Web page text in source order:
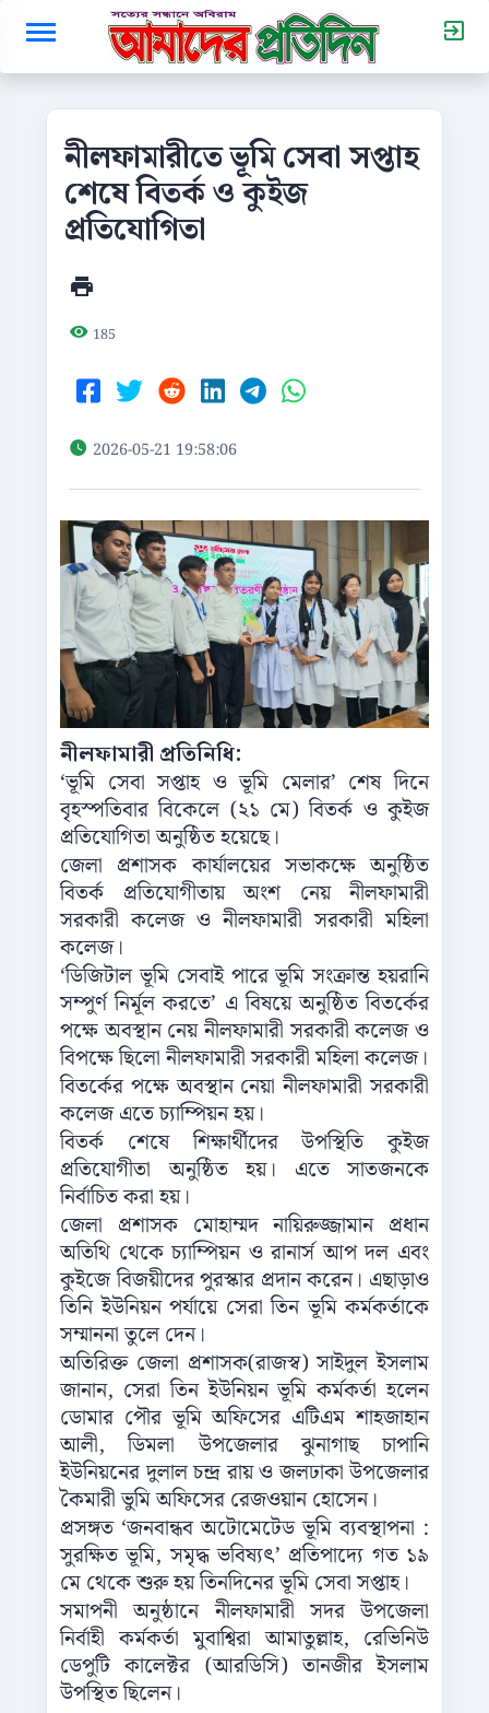
নীলফামারীতে ভূমি সেবা সপ্তাহ
শেষে বিতর্ক ও কুইজ
প্রতিযোগিতা
185
2026-05-21 19:58:06
নীলফামারী প্রতিনিধি:
‘ভূমি সেবা সপ্তাহ ও ভূমি মেলার’ শেষ দিনে
বৃহস্পতিবার বিকেলে (২১ মে) বিতর্ক ও কুইজ
প্রতিযোগিতা অনুষ্ঠিত হয়েছে।
জেলা প্রশাসক কার্যালয়ের সভাকক্ষে অনুষ্ঠিত
বিতর্ক প্রতিযোগীতায় অংশ নেয় নীলফামারী
সরকারী কলেজ ও নীলফামারী সরকারী মহিলা
কলেজ।
‘ডিজিটাল ভূমি সেবাই পারে ভূমি সংক্রান্ত হয়রানি
সম্পুর্ণ নির্মূল করতে’ এ বিষয়ে অনুষ্ঠিত বিতর্কের
পক্ষে অবস্থান নেয় নীলফামারী সরকারী কলেজ ও
বিপক্ষে ছিলো নীলফামারী সরকারী মহিলা কলেজ।
বিতর্কের পক্ষে অবস্থান নেয়া নীলফামারী সরকারী
কলেজ এতে চ্যাম্পিয়ন হয়।
বিতর্ক শেষে শিক্ষার্থীদের উপস্থিতি কুইজ
প্রতিযোগীতা অনুষ্ঠিত হয়। এতে সাতজনকে
নির্বাচিত করা হয়।
জেলা প্রশাসক মোহাম্মদ নায়িরুজ্জামান প্রধান
অতিথি থেকে চ্যাম্পিয়ন ও রানার্স আপ দল এবং
কুইজে বিজয়ীদের পুরস্কার প্রদান করেন। এছাড়াও
তিনি ইউনিয়ন পর্যায়ে সেরা তিন ভূমি কর্মকর্তাকে
সম্মাননা তুলে দেন।
অতিরিক্ত জেলা প্রশাসক(রাজস্ব) সাইদুল ইসলাম
জানান, সেরা তিন ইউনিয়ন ভূমি কর্মকর্তা হলেন
ডোমার পৌর ভূমি অফিসের এটিএম শাহজাহান
আলী, ডিমলা উপজেলার ঝুনাগাছ চাপানি
ইউনিয়নের দুলাল চন্দ্র রায় ও জলঢাকা উপজেলার
কৈমারী ভুমি অফিসের রেজওয়ান হোসেন।
প্রসঙ্গত ‘জনবান্ধব অটোমেটেড ভূমি ব্যবস্থাপনা :
সুরক্ষিত ভূমি, সমৃদ্ধ ভবিষ্যৎ’ প্রতিপাদ্যে গত ১৯
মে থেকে শুরু হয় তিনদিনের ভূমি সেবা সপ্তাহ।
সমাপনী অনুষ্ঠানে নীলফামারী সদর উপজেলা
নির্বাহী কর্মকর্তা মুবাশ্বিরা আমাতুল্লাহ, রেভিনিউ
ডেপুটি কালেক্টর (আরডিসি) তানজীর ইসলাম
উপস্থিত ছিলেন।